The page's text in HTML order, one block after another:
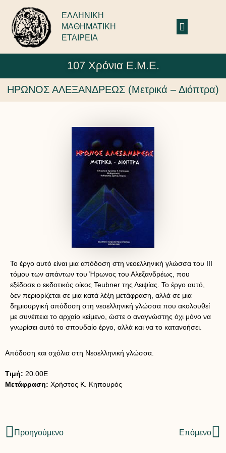
ΕΛΛΗΝΙΚΗ
ΜΑΘΗΜΑΤΙΚΗ
ΕΤΑΙΡΕΙΑ
107 Χρόνια Ε.Μ.Ε.
ΗΡΩΝΟΣ ΑΛΕΞΑΝΔΡΕΩΣ (Μετρικά – Διόπτρα)
Το έργο αυτό είναι μια απόδοση στη νεοελληνική γλώσσα του III
τόμου των απάντων του Ήρωνος του Αλεξανδρέως, που
εξέδοσε ο εκδοτικός οίκος Teubner της Λειψίας. Το έργο αυτό,
δεν περιορίζεται σε μια κατά λέξη μετάφραση, αλλά σε μια
δημιουργική απόδοση στη νεοελληνική γλώσσα που ακολουθεί
με συνέπεια το αρχαίο κείμενο, ώστε ο αναγνώστης όχι μόνο να
γνωρίσει αυτό το σπουδαίο έργο, αλλά και να το κατανοήσει.
Απόδοση και σχόλια στη Νεοελληνική γλώσσα.
Τιμή: 20.00Ε
Μετάφραση: Χρήστος Κ. Κηπουρός
Προηγούμενο Επόμενο